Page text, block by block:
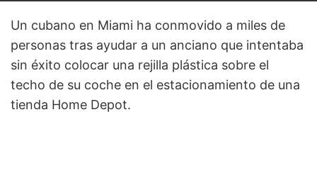
Un cubano en Miami ha conmovido a miles de
personas tras ayudar a un anciano que intentaba
sin éxito colocar una rejilla plástica sobre el
techo de su coche en el estacionamiento de una
tienda Home Depot.